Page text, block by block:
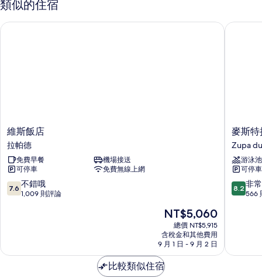
情
類似的住宿
維
斯
飯
店
拉
帕
德
維斯飯店
拉帕德
免費早餐
機場接送
可停車
免費無線上網
7.6
分，
錯
7.6 不錯哦
1,009 則評論
現
價
格
為
NT$5,060
NT$5,060
總價 NT$5,915
含稅金和其他費用
9 月 1 日 - 9 月 2 日
維斯飯店
麥
斯
特
拉
精
選
阿
店
麥斯特
Zupa
游泳池
可停車
8.2
分，
常
8.2 非
566
麥斯特
比較類似住宿